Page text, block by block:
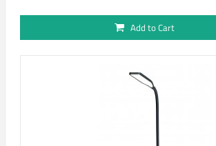
Add to Cart